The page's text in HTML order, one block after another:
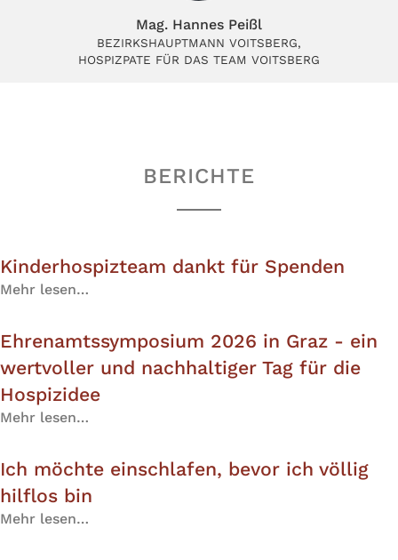
Mag. Hannes Peißl
BEZIRKSHAUPTMANN VOITSBERG,
HOSPIZPATE FÜR DAS TEAM VOITSBERG
BERICHTE
Kinderhospizteam dankt für Spenden
Mehr lesen…
Ehrenamtssymposium 2026 in Graz - ein
wertvoller und nachhaltiger Tag für die
Hospizidee
Mehr lesen…
Ich möchte einschlafen, bevor ich völlig
hilflos bin
Mehr lesen…